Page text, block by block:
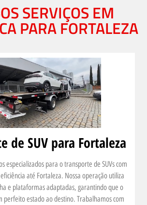
SERVIÇOS EM
PARA FORTALEZA
de SUV para Fortaleza
especializados para o transporte de SUVs com
até Fortaleza. Nossa operação utiliza
e plataformas adaptadas, garantindo que o
perfeito estado ao destino. Trabalhamos com